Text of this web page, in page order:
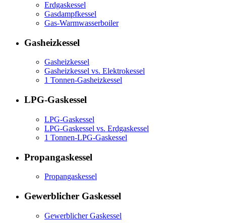
Erdgaskessel
Gasdampfkessel
Gas-Warmwasserboiler
Gasheizkessel
Gasheizkessel
Gasheizkessel vs. Elektrokessel
1 Tonnen-Gasheizkessel
LPG-Gaskessel
LPG-Gaskessel
LPG-Gaskessel vs. Erdgaskessel
1 Tonnen-LPG-Gaskessel
Propangaskessel
Propangaskessel
Gewerblicher Gaskessel
Gewerblicher Gaskessel